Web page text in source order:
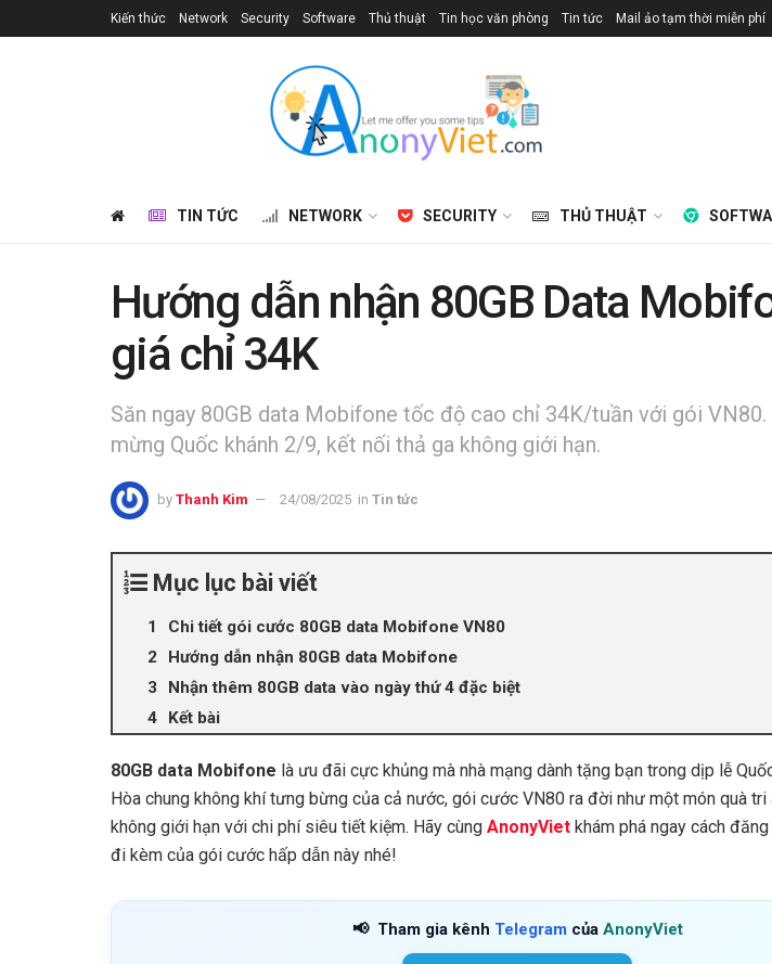
Kiến thức Network Security Software Thủ thuật Tin học văn phòng Tin tức Mail ảo tạm thời miễn phí
TIN TỨC NETWORK SECURITY THỦ THUẬT
Hướng dẫn nhận 80GB Data
giá chỉ 34K
Săn ngay 80GB data Mobifone tốc độ cao chỉ 34K/tuần với gói
mừng Quốc khánh 2/9, kết nối thả ga không giới hạn.
by Thanh Kim 24/08/2025 in Tin tức
Mục lục bài viết
Chi tiết gói cước 80GB data Mobifone VN80
Hướng dẫn nhận 80GB data Mobifone
Nhận thêm 80GB data vào ngày thứ 4 đặc biệt
Kết bài
80GB data Mobifone là ưu đãi cực khủng mà nhà mạng dành tặng bạn trong dịp lễ
Hòa chung không khí tưng bừng của cả nước, gói cước VN80 ra đời như một món quà tri
không giới hạn với chi phí siêu tiết kiệm. Hãy cùng AnonyViet khám phá ngay cách
đi kèm của gói cước hấp dẫn này nhé!
📢 Tham gia kênh Telegram của AnonyViet